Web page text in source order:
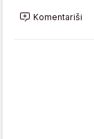
Komentariši